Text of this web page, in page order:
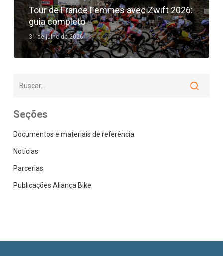
Tour de France Femmes avec Zwift 2026:
guia completo
31 de julho de 2026
Seções
Documentos e materiais de referência
Notícias
Parcerias
Publicações Aliança Bike